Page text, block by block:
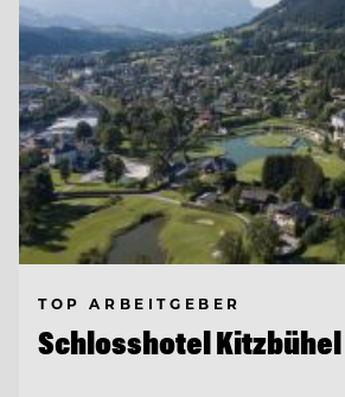
TOP ARBEITGEBER
Schlosshotel Kitzbühel